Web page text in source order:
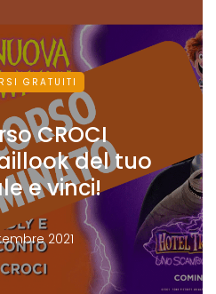
GRATUITI
CROCI
del tuo
e vinci!
2021